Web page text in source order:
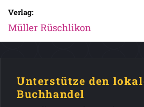
Verlag:
Müller Rüschlikon
Unterstütze den
Buchhandel